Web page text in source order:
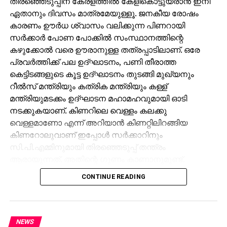
ഏതാനും ദിവസം മാത്രമേയുള്ളൂ. ജനകീയ രോഷം
കാരണം ഊര്‍ധ ശ്വാസം വലിക്കുന്ന പിണറായി
സര്‍ക്കാര്‍ പോണ പോക്കില്‍ സംസ്ഥാനത്തിന്റെ
കഴുക്കോല്‍ വരെ ഊരാനുള്ള തത്രപ്പാടിലാണ്. ഒരേ
പ്രവര്‍ത്തിക്ക് പല ഉദ്ഘാടനം, പണി തീരാത്ത
കെട്ടിടങ്ങളുടെ കൂട്ട ഉദ്ഘാടനം തുടങ്ങി മുഖ്യനും
റീല്‍സ് മന്ത്രിയും കത്രിക മന്ത്രിയും കള്ള്
മന്ത്രിയുമടക്കം ഉദ്ഘാടന മഹാമഹവുമായി ഓടി
നടക്കുകയാണ്. കിണറിലെ വെള്ളം കലക്കു
വെള്ളമാണോ എന്ന് അറിയാന്‍ കിണറ്റിലിറങ്ങിയ
കിണറോലുവാണ് ഇപ്പോള്‍ സര്‍ക്കാറിനും
നുണക്കൊരു അവാര്‍ഡ് കൊടുത്താല്‍ അത് എന്തു
കൊണ്ടും നേടാന്‍ ഇപ്പോള്‍ സര്‍ക്കാറിന്
അവസാന പതിപ്പായിരുന്നു കഴിഞ്ഞ ദിവസം. കണ്ടവര്‍
CONTINUE READING
NEWS